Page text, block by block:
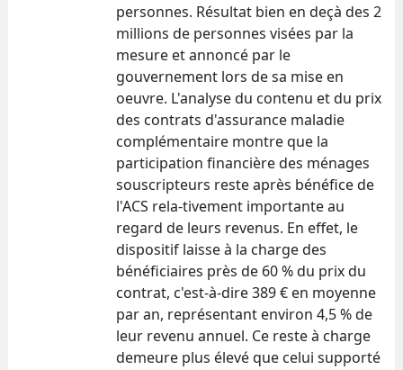
personnes. Résultat bien en deçà des 2
millions de personnes visées par la
mesure et annoncé par le
gouvernement lors de sa mise en
oeuvre. L'analyse du contenu et du prix
des contrats d'assurance maladie
complémentaire montre que la
participation financière des ménages
souscripteurs reste après bénéfice de
l'ACS rela-tivement importante au
regard de leurs revenus. En effet, le
dispositif laisse à la charge des
bénéficiaires près de 60 % du prix du
contrat, c'est-à-dire 389 € en moyenne
par an, représentant environ 4,5 % de
leur revenu annuel. Ce reste à charge
demeure plus élevé que celui supporté